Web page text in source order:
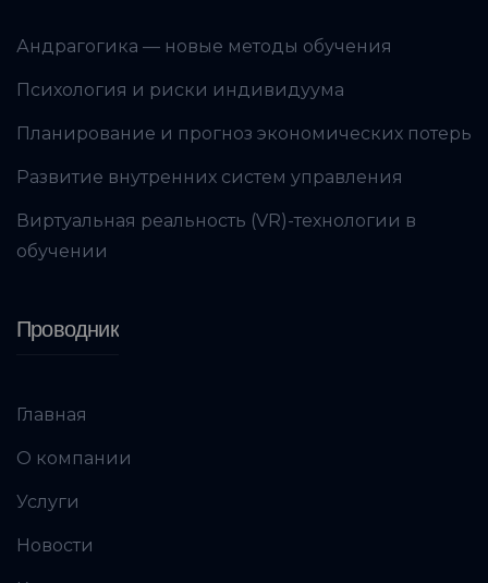
Андрагогика — новые методы обучения
Психология и риски индивидуума
Планирование и прогноз экономических потерь
Развитие внутренних систем управления
Виртуальная реальность (VR)-технологии в
обучении
Проводник
Главная
О компании
Услуги
Новости